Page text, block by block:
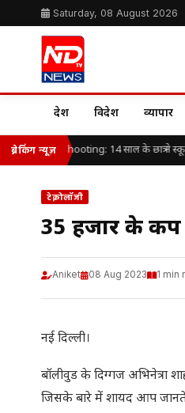
Saturday, 08 August 2026
देश विदेश व्यापार
ब्रेकिंग न्यूज़
School Shooting: 14 साल के छात्र ने स्कूल
टेक्नोलॉजी
35 हजार के
Aniket 08 Aug 2023 1 min
नई दिल्ली।
बॉलीवुड के दिग्गज अभिनेत्रा
जिसके बारे में शायद आप